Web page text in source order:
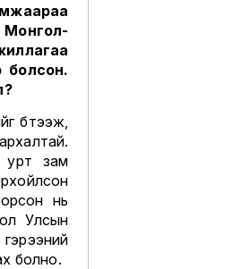
Монгол-
болсон.
бүтээж,
урт зам
нь
Улсын
болно.